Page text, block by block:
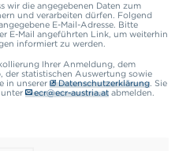
wir die angegebenen Daten zum
und verarbeiten dürfen. Folgend
E-Mail-Adresse. Bitte
E-Mail angeführten Link, um weiterhin
informiert zu werden.
Ihrer Anmeldung, dem
der statistischen Auswertung sowie
in unserer
Datenschutzerklärung. Sie
ecr@ecr-austria.atabmelden.